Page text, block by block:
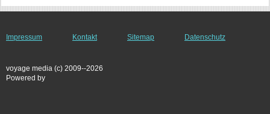
Impressum Kontakt Sitemap Datenschutz
voyage media (c) 2009--2026
Powered by